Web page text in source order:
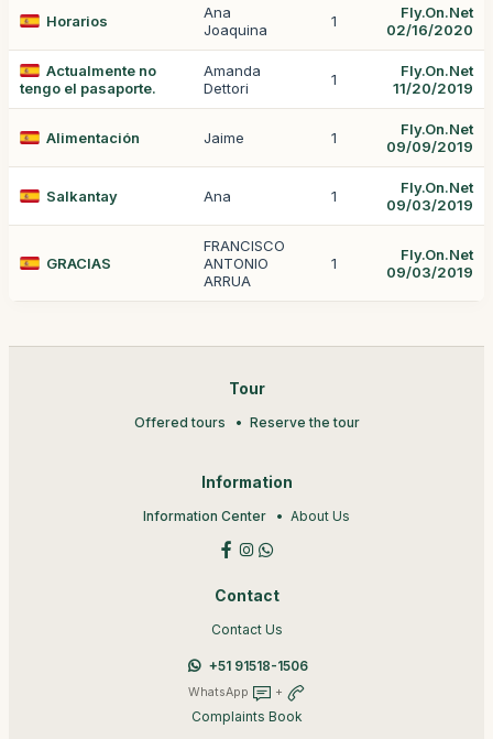
Horarios
Ana
Joaquina
1
Fly.On.Net
02/16/2020
Actualmente no
tengo el pasaporte.
Amanda
Dettori
1
Fly.On.Net
11/20/2019
Alimentación Jaime 1
Fly.On.Net
09/09/2019
Salkantay Ana 1
Fly.On.Net
09/03/2019
GRACIAS
FRANCISCO
ANTONIO
ARRUA
1
Fly.On.Net
09/03/2019
Tour
Offered tours Reserve the tour
Information
Information Center About Us
Contact
Contact Us
+51 91518-1506
WhatsApp +
Complaints Book